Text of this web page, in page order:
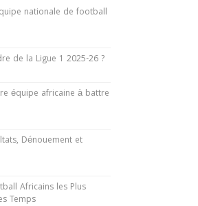
savoir sur la
nationale de
nationale de football
de la Ligue 1 2025-26 ?
équipe africaine à battre
Dénouement et
Africains les Plus
Temps